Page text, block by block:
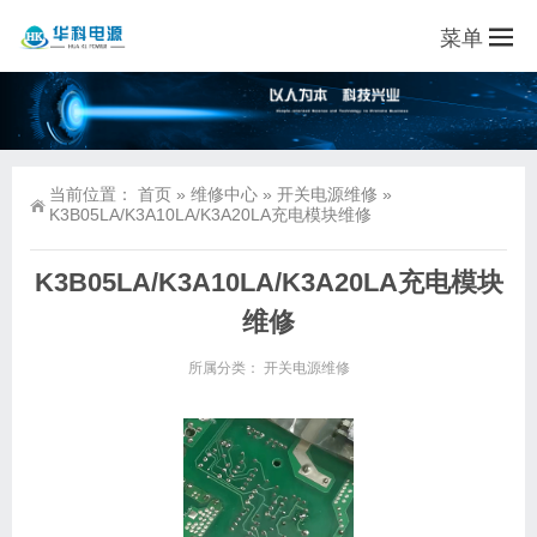
菜单
当前位置： 首页 » 维修中心 » 开关电源维修 »
K3B05LA/K3A10LA/K3A20LA充电模块维修
K3B05LA/K3A10LA/K3A20LA充电模块
维修
所属分类： 开关电源维修